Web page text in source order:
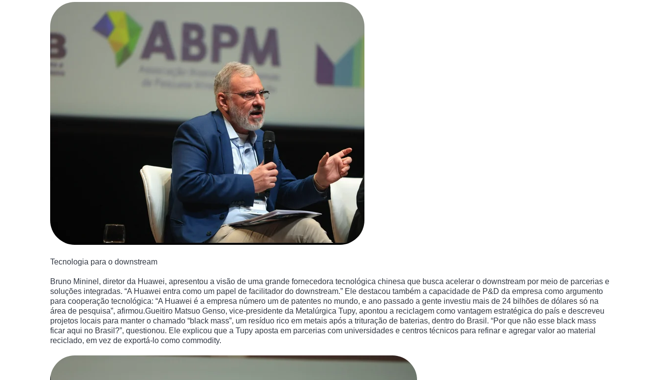
Tecnologia para o downstream
Bruno Mininel, diretor da Huawei, apresentou a visão de uma grande fornecedora tecnológica chinesa que busca acelerar o downstream por meio de parcerias e
soluções integradas. “A Huawei entra como um papel de facilitador do downstream.” Ele destacou também a capacidade de P&D da empresa como argumento
para cooperação tecnológica: “A Huawei é a empresa número um de patentes no mundo, e ano passado a gente investiu mais de 24 bilhões de dólares só na
área de pesquisa”, afirmou.Gueitiro Matsuo Genso, vice-presidente da Metalúrgica Tupy, apontou a reciclagem como vantagem estratégica do país e descreveu
projetos locais para manter o chamado “black mass”, um resíduo rico em metais após a trituração de baterias, dentro do Brasil. “Por que não esse black mass
ficar aqui no Brasil?”, questionou. Ele explicou que a Tupy aposta em parcerias com universidades e centros técnicos para refinar e agregar valor ao material
reciclado, em vez de exportá-lo como commodity.